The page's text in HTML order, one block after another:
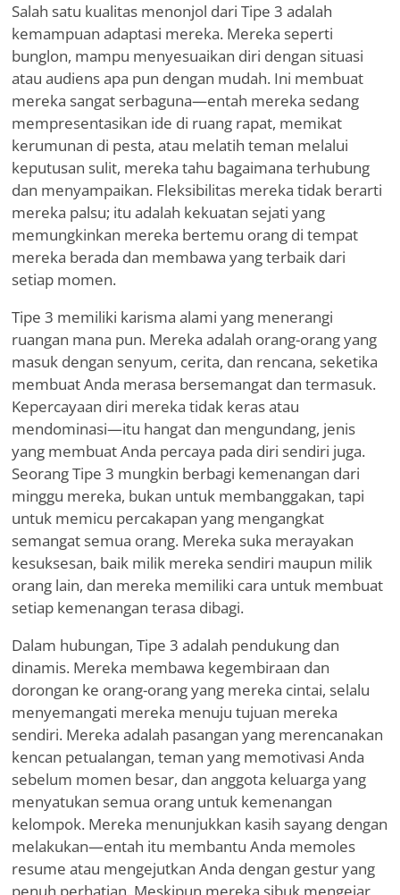
Salah satu kualitas menonjol dari Tipe 3 adalah
kemampuan adaptasi mereka. Mereka seperti
bunglon, mampu menyesuaikan diri dengan situasi
atau audiens apa pun dengan mudah. Ini membuat
mereka sangat serbaguna—entah mereka sedang
mempresentasikan ide di ruang rapat, memikat
kerumunan di pesta, atau melatih teman melalui
keputusan sulit, mereka tahu bagaimana terhubung
dan menyampaikan. Fleksibilitas mereka tidak berarti
mereka palsu; itu adalah kekuatan sejati yang
memungkinkan mereka bertemu orang di tempat
mereka berada dan membawa yang terbaik dari
setiap momen.
Tipe 3 memiliki karisma alami yang menerangi
ruangan mana pun. Mereka adalah orang-orang yang
masuk dengan senyum, cerita, dan rencana, seketika
membuat Anda merasa bersemangat dan termasuk.
Kepercayaan diri mereka tidak keras atau
mendominasi—itu hangat dan mengundang, jenis
yang membuat Anda percaya pada diri sendiri juga.
Seorang Tipe 3 mungkin berbagi kemenangan dari
minggu mereka, bukan untuk membanggakan, tapi
untuk memicu percakapan yang mengangkat
semangat semua orang. Mereka suka merayakan
kesuksesan, baik milik mereka sendiri maupun milik
orang lain, dan mereka memiliki cara untuk membuat
setiap kemenangan terasa dibagi.
Dalam hubungan, Tipe 3 adalah pendukung dan
dinamis. Mereka membawa kegembiraan dan
dorongan ke orang-orang yang mereka cintai, selalu
menyemangati mereka menuju tujuan mereka
sendiri. Mereka adalah pasangan yang merencanakan
kencan petualangan, teman yang memotivasi Anda
sebelum momen besar, dan anggota keluarga yang
menyatukan semua orang untuk kemenangan
kelompok. Mereka menunjukkan kasih sayang dengan
melakukan—entah itu membantu Anda memoles
resume atau mengejutkan Anda dengan gestur yang